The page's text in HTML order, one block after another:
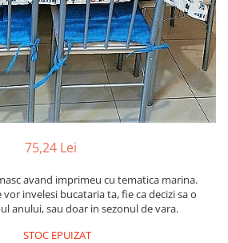
75,24 Lei
avand imprimeu cu tematica marina.
invelesi bucataria ta, fie ca decizi sa o
anului, sau doar in sezonul de vara.
STOC EPUIZAT